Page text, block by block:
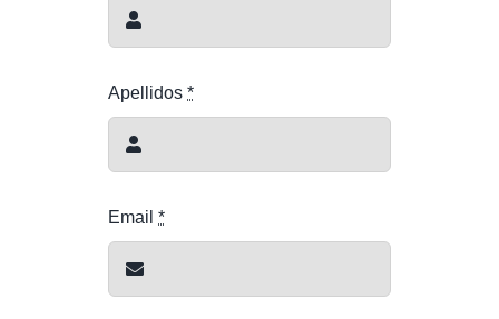
Apellidos*
Email*